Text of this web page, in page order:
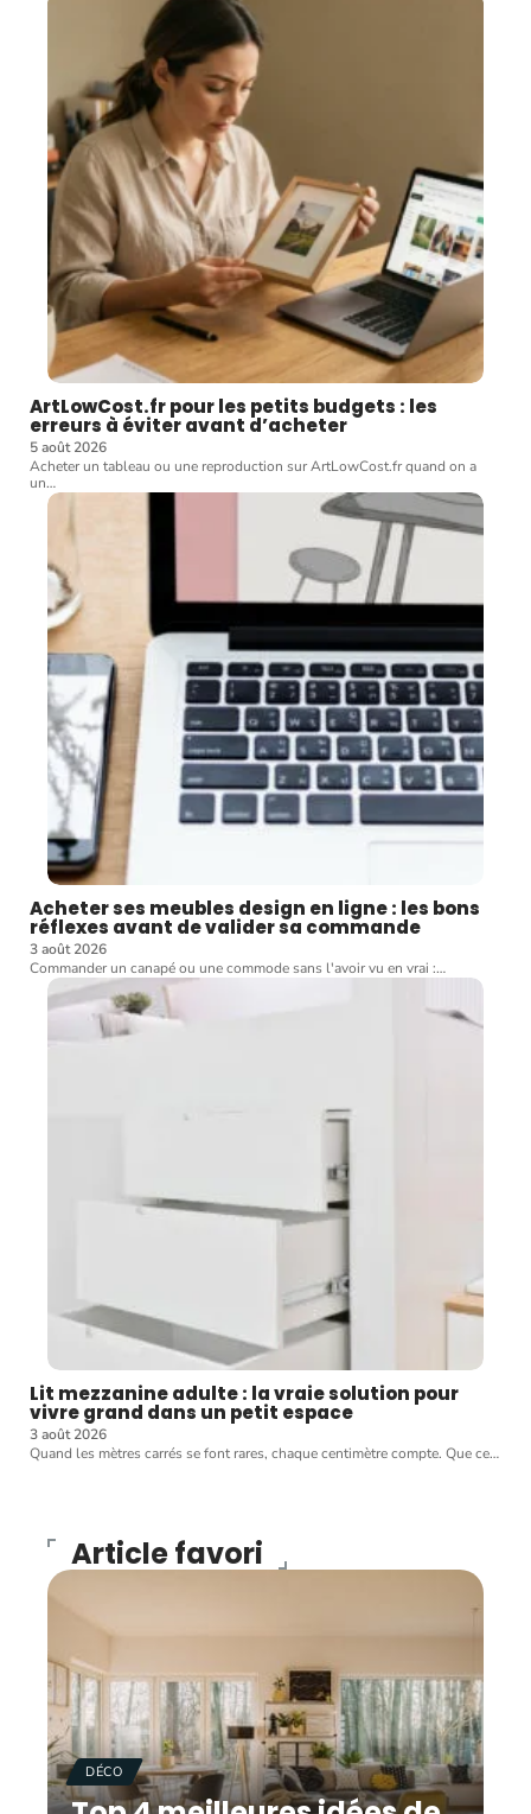
ArtLowCost.fr pour les petits budgets : les
erreurs à éviter avant d’acheter
5 août 2026
Acheter un tableau ou une reproduction sur ArtLowCost.fr quand on a
un…
Acheter ses meubles design en ligne : les bons
réflexes avant de valider sa commande
3 août 2026
Commander un canapé ou une commode sans l'avoir vu en vrai :…
Lit mezzanine adulte : la vraie solution pour
vivre grand dans un petit espace
3 août 2026
Quand les mètres carrés se font rares, chaque centimètre compte. Que ce…
Article favori
DÉCO